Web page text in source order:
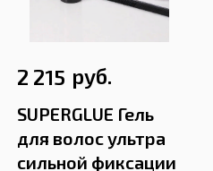
2 215 руб.
SUPERGLUE Гель
для волос ультра
сильной фиксации